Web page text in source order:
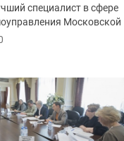
специалист в сфере
Московской